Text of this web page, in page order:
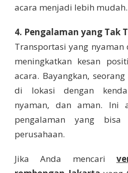
acara menjadi lebih mudah.
4. Pengalaman yang Tak
Transportasi yang
meningkatkan kesan
acara. Bayangkan,
di lokasi dengan
nyaman, dan aman. Ini
pengalaman yang bisa
perusahaan.
Jika Anda mencari